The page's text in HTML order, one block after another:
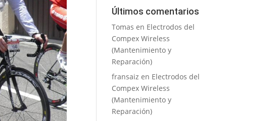
Últimos comentarios
Tomas en Electrodos del
Compex Wireless
(Mantenimiento y
Reparación)
fransaiz en Electrodos del
Compex Wireless
(Mantenimiento y
Reparación)